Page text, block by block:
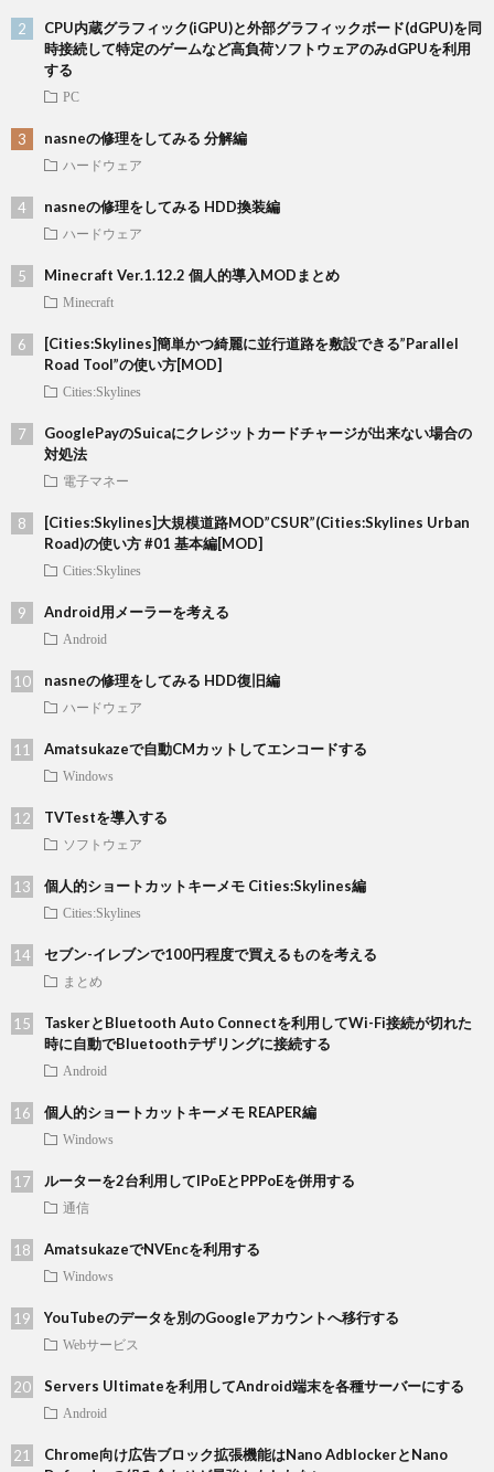
CPU内蔵グラフィック(iGPU)と外部グラフィックボード(dGPU)を同
時接続して特定のゲームなど高負荷ソフトウェアのみdGPUを利用
する
PC
nasneの修理をしてみる 分解編
ハードウェア
nasneの修理をしてみる HDD換装編
ハードウェア
Minecraft Ver.1.12.2 個人的導入MODまとめ
Minecraft
[Cities:Skylines]簡単かつ綺麗に並行道路を敷設できる”Parallel
Road Tool”の使い方[MOD]
Cities:Skylines
GooglePayのSuicaにクレジットカードチャージが出来ない場合の
対処法
電子マネー
[Cities:Skylines]大規模道路MOD”CSUR”(Cities:Skylines Urban
Road)の使い方 #01 基本編[MOD]
Cities:Skylines
Android用メーラーを考える
Android
nasneの修理をしてみる HDD復旧編
ハードウェア
Amatsukazeで自動CMカットしてエンコードする
Windows
TVTestを導入する
ソフトウェア
個人的ショートカットキーメモ Cities:Skylines編
Cities:Skylines
セブン-イレブンで100円程度で買えるものを考える
まとめ
TaskerとBluetooth Auto Connectを利用してWi-Fi接続が切れた
時に自動でBluetoothテザリングに接続する
Android
個人的ショートカットキーメモ REAPER編
Windows
ルーターを2台利用してIPoEとPPPoEを併用する
通信
AmatsukazeでNVEncを利用する
Windows
YouTubeのデータを別のGoogleアカウントへ移行する
Webサービス
Servers Ultimateを利用してAndroid端末を各種サーバーにする
Android
Chrome向け広告ブロック拡張機能はNano AdblockerとNano